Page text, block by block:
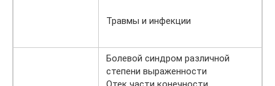
Травмы и инфекции
Болевой синдром различной
степени выраженности